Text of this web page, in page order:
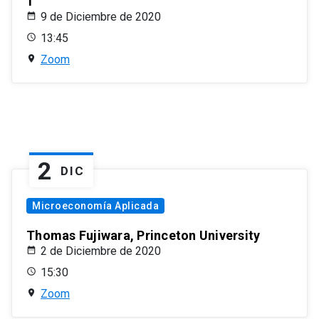
9 de Diciembre de 2020
13:45
Zoom
2 DIC
Microeconomía Aplicada
Thomas Fujiwara, Princeton University
2 de Diciembre de 2020
15:30
Zoom